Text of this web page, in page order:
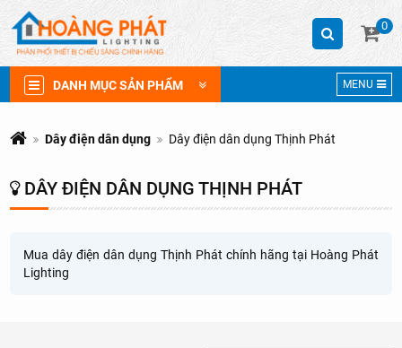
0
DANH MỤC SẢN PHẨM MENU
Dây điện dân dụng Dây điện dân dụng Thịnh Phát
DÂY ĐIỆN DÂN DỤNG THỊNH PHÁT
Mua dây điện dân dụng Thịnh Phát chính hãng tại Hoàng Phát
Lighting